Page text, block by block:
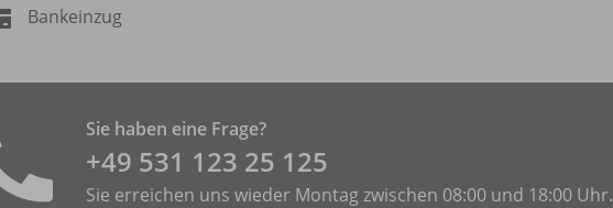
Bankeinzug
Sie haben eine Frage?
+49 531 ­123 25 125
Sie erreichen uns wieder Montag zwischen 08:00 und 18:00 Uhr.